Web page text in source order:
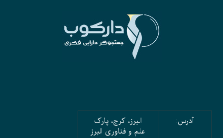
آدرس:
البرز، کرج، پارک
علم و فناوری البرز